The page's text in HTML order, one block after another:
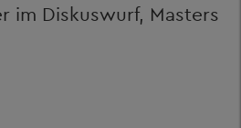
im Diskuswurf, Masters